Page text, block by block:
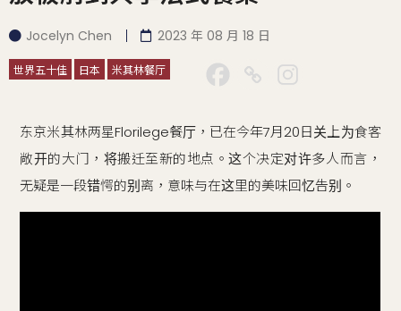
Jocelyn Chen 2023 年 08 月 18 日
世界五十佳 日本 米其林餐厅
东京米其林两星Florilege餐厅，已在今年7月20日关上为食客
敞开的大门，将搬迁至新的地点。这个决定对许多人而言，
无疑是一段错愕的别离，意味与在这里的美味回忆告别。